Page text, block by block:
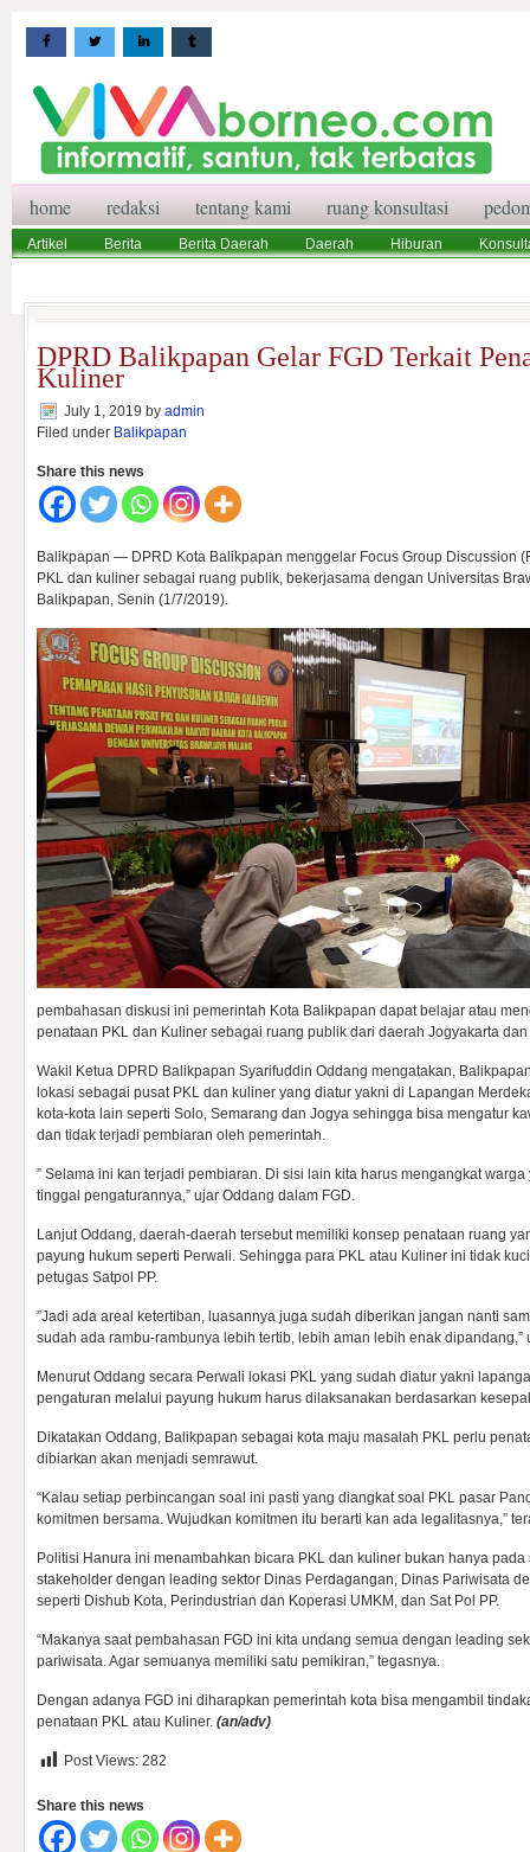
home redaksi tentang kami ruang konsultasi
Artikel Berita Berita Daerah Daerah Hiburan
DPRD Balikpapan Gelar FGD Terkait
Kuliner
July 1, 2019 by admin
Filed under Balikpapan
Share this news
Balikpapan — DPRD Kota Balikpapan menggelar Focus Group Discussion
PKL dan kuliner sebagai ruang publik, bekerjasama dengan Universitas
Balikpapan, Senin (1/7/2019).
pembahasan diskusi ini pemerintah Kota Balikpapan dapat belajar atau
penataan PKL dan Kuliner sebagai ruang publik dari daerah Jogyakarta
Wakil Ketua DPRD Balikpapan Syarifuddin Oddang mengatakan,
lokasi sebagai pusat PKL dan kuliner yang diatur yakni di Lapangan
kota-kota lain seperti Solo, Semarang dan Jogya sehingga bisa mengatur
dan tidak terjadi pembiaran oleh pemerintah.
” Selama ini kan terjadi pembiaran. Di sisi lain kita harus mengangkat
tinggal pengaturannya,” ujar Oddang dalam FGD.
Lanjut Oddang, daerah-daerah tersebut memiliki konsep penataan ruang
payung hukum seperti Perwali. Sehingga para PKL atau Kuliner ini tidak
petugas Satpol PP.
”Jadi ada areal ketertiban, luasannya juga sudah diberikan jangan nanti
sudah ada rambu-rambunya lebih tertib, lebih aman lebih enak dipandang,”
Menurut Oddang secara Perwali lokasi PKL yang sudah diatur yakni
pengaturan melalui payung hukum harus dilaksanakan berdasarkan
Dikatakan Oddang, Balikpapan sebagai kota maju masalah PKL perlu
dibiarkan akan menjadi semrawut.
“Kalau setiap perbincangan soal ini pasti yang diangkat soal PKL pasar
komitmen bersama. Wujudkan komitmen itu berarti kan ada legalitasnya,”
Politisi Hanura ini menambahkan bicara PKL dan kuliner bukan hanya pada
stakeholder dengan leading sektor Dinas Perdagangan, Dinas Pariwisata
seperti Dishub Kota, Perindustrian dan Koperasi UMKM, dan Sat Pol PP.
“Makanya saat pembahasan FGD ini kita undang semua dengan leading
pariwisata. Agar semuanya memiliki satu pemikiran,” tegasnya.
Dengan adanya FGD ini diharapkan pemerintah kota bisa mengambil
penataan PKL atau Kuliner. (an/adv)
Post Views: 282
Share this news